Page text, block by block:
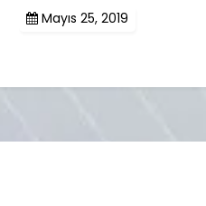
Mayıs 25, 2019